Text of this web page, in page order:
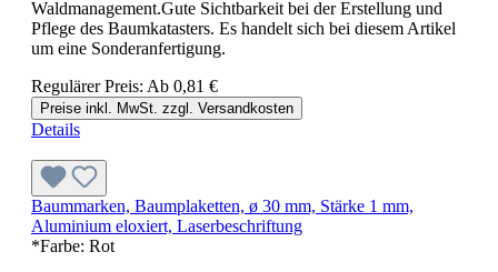
Waldmanagement.Gute Sichtbarkeit bei der Erstellung und
Pflege des Baumkatasters. Es handelt sich bei diesem Artikel
um eine Sonderanfertigung.
Regulärer Preis: Ab 0,81 €
Preise inkl. MwSt. zzgl. Versandkosten
Details
Baummarken, Baumplaketten, ø 30 mm, Stärke 1 mm,
Aluminium eloxiert, Laserbeschriftung
*Farbe: Rot